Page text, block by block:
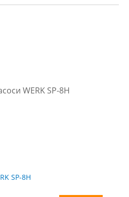
SP-8H